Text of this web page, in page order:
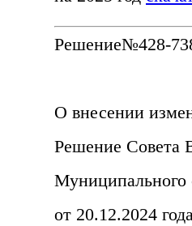
Решение№428-
О внесении
Решение Совета
Муниципального
от 20.12.2024